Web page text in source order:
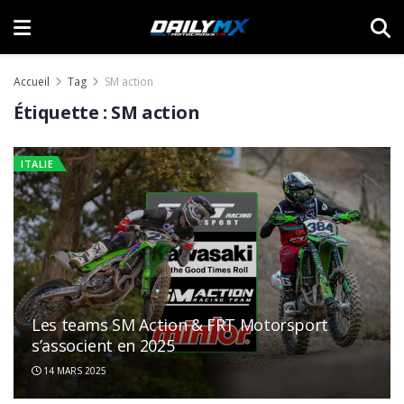
Accueil Tag SM action
Étiquette : SM action
ITALIE
Les teams SM Action & FRT Motorsport
s’associent en 2025
14 MARS 2025
Rumeur: vers un arrêt des efforts factory
Fantic MX2 en 2025 ?